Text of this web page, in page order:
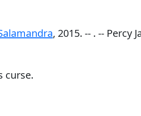
, 2015. -- . -- Percy
curse.